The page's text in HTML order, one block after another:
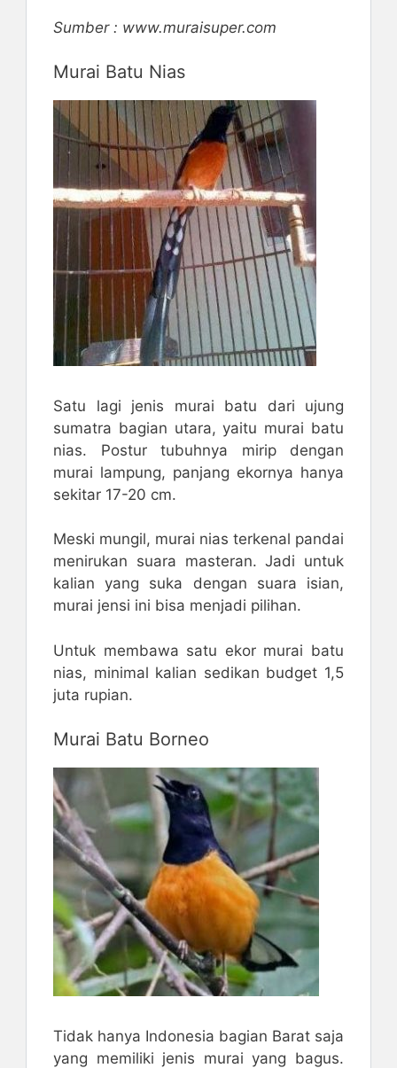
Sumber : www.muraisuper.com
Murai Batu Nias
Satu lagi jenis murai batu dari ujung
sumatra bagian utara, yaitu murai batu
nias. Postur tubuhnya mirip dengan
murai lampung, panjang ekornya hanya
sekitar 17-20 cm.
Meski mungil, murai nias terkenal pandai
menirukan suara masteran. Jadi untuk
kalian yang suka dengan suara isian,
murai jensi ini bisa menjadi pilihan.
Untuk membawa satu ekor murai batu
nias, minimal kalian sedikan budget 1,5
juta rupian.
Murai Batu Borneo
Tidak hanya Indonesia bagian Barat saja
yang memiliki jenis murai yang bagus.